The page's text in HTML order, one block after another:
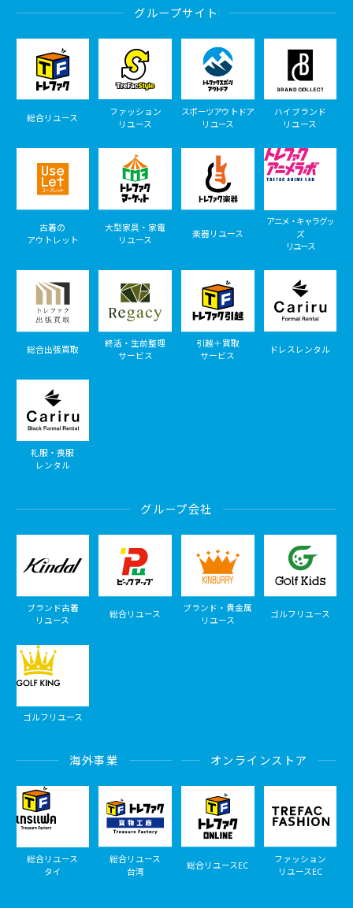
グループサイト
総合リユース
ファッション
リユース
スポーツアウトドア
リユース
ハイブランド
リユース
古着の
アウトレット
大型家具・家電
リユース
楽器リユース
アニメ・キャラグッ
ズ
リユース
総合出張買取
終活・生前整理
サービス
引越＋買取
サービス
ドレスレンタル
礼服・喪服
レンタル
グループ会社
ブランド古着
リユース
総合リユース
ブランド・貴金属
リユース
ゴルフリユース
ゴルフリユース
海外事業
総合リユース
タイ
総合リユース
台湾
オンラインストア
総合リユースEC
ファッション
リユースEC